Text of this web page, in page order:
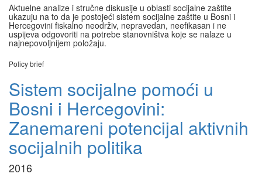
Aktuelne analize i stručne diskusije u oblasti socijalne zaštite
ukazuju na to da je postojeći sistem socijalne zaštite u Bosni i
Hercegovini fiskalno neodrživ, nepravedan, neefikasan i ne
uspijeva odgovoriti na potrebe stanovništva koje se nalaze u
najnepovoljnijem položaju.
Policy brief
Sistem socijalne pomoći u
Bosni i Hercegovini:
Zanemareni potencijal aktivnih
socijalnih politika
2016